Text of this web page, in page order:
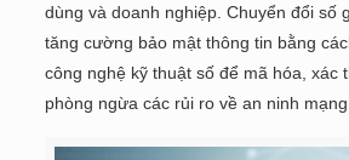
dùng và doanh nghiệp. Chuyển đổi số
tăng cường bảo mật thông tin bằng
công nghệ kỹ thuật số để mã hóa, xác
phòng ngừa các rủi ro về an ninh mạng.